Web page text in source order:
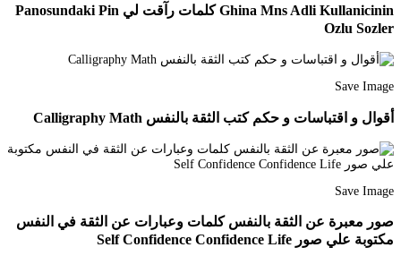
Ghina Mns Adli Kullanicinin كلمات رآقت لي Panosundaki Pin
Ozlu Sozler
Save Image
أقوال و اقتباسات و حكم كتب الثقة بالنفس Calligraphy Math
Save Image
صور معبرة عن الثقة بالنفس كلمات وعبارات عن الثقة في النفس
مكتوبة علي صور Self Confidence Confidence Life